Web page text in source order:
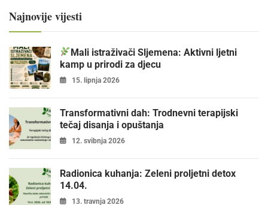
Najnovije vijesti
Mali istraživači Sljemena: Aktivni ljetni
kamp u prirodi za djecu
15. lipnja 2026
Transformativni dah: Trodnevni terapijski
tečaj disanja i opuštanja
12. svibnja 2026
Radionica kuhanja: Zeleni proljetni detox
14.04.
13. travnja 2026